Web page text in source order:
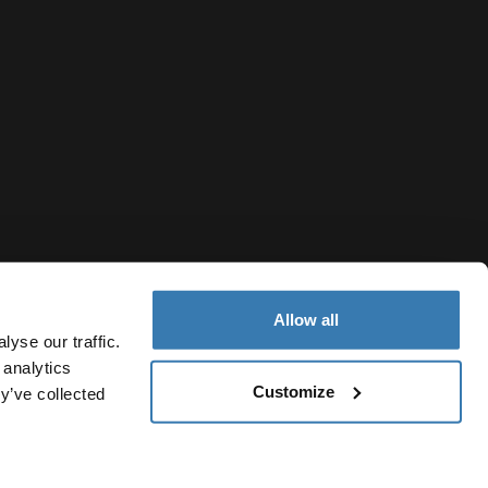
our traffic.
collected
Allow all
Customize
權聲明 Cookie 政策 Cookie 設定 Current market/Switch
Taiwan Region